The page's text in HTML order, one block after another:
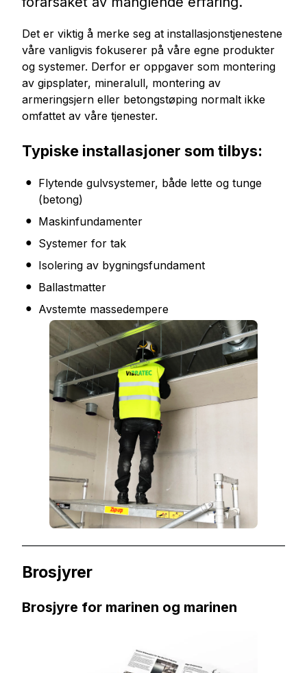
Det er viktig å merke seg at installasjonstjenestene
våre vanligvis fokuserer på våre egne produkter
og systemer. Derfor er oppgaver som montering
av gipsplater, mineralull, montering av
armeringsjern eller betongstøping normalt ikke
omfattet av våre tjenester.
Typiske installasjoner som tilbys:
Flytende gulvsystemer, både lette og tunge
(betong)
Maskinfundamenter
Systemer for tak
Isolering av bygningsfundament
Ballastmatter
Avstemte massedempere
Brosjyrer
Brosjyre for marinen og marinen